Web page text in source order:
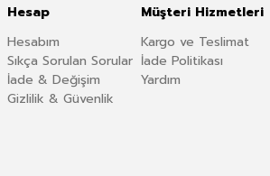
Hesap
Hesabım
Sıkça Sorulan Sorular
İade & Değişim
Gizlilik & Güvenlik
Müşteri Hizmetleri
Kargo ve Teslimat
İade Politikası
Yardım